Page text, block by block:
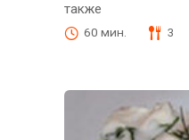
также
60 мин. 3